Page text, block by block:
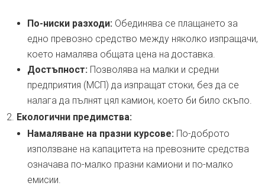
По-ниски разходи: Обединява се плащането за
едно превозно средство между няколко изпращачи,
което намалява общата цена на доставка.
Достъпност: Позволява на малки и средни
предприятия (МСП) да изпращат стоки, без да се
налага да пълнят цял камион, което би било скъпо.
Екологични предимства:
Намаляване на празни курсове: По-доброто
използване на капацитета на превозните средства
означава по-малко празни камиони и по-малко
емисии.